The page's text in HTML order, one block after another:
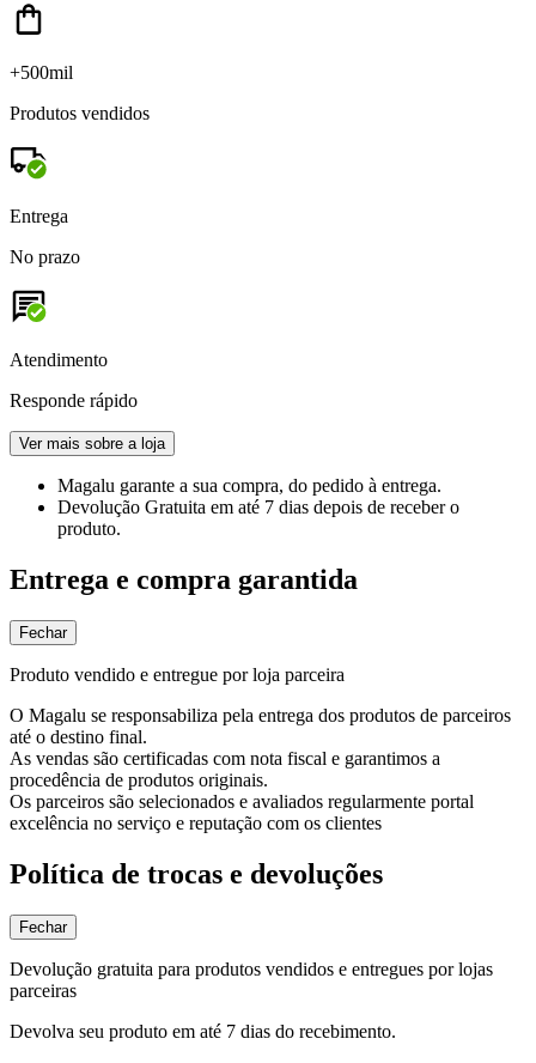
+500mil
Produtos vendidos
Entrega
No prazo
Atendimento
Responde rápido
Ver mais sobre a loja
Magalu garante a sua compra, do pedido à entrega.
Devolução Gratuita em até 7 dias depois de receber o
produto.
Entrega e compra garantida
Fechar
Produto vendido e entregue por loja parceira
O Magalu se responsabiliza pela entrega dos produtos de parceiros
até o destino final.
As vendas são certificadas com nota fiscal e garantimos a
procedência de produtos originais.
Os parceiros são selecionados e avaliados regularmente portal
excelência no serviço e reputação com os clientes
Política de trocas e devoluções
Fechar
Devolução gratuita para produtos vendidos e entregues por lojas
parceiras
Devolva seu produto em até 7 dias do recebimento.